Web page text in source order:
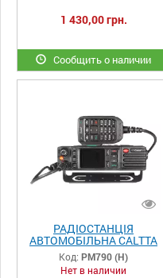
1 430,00 грн.
Сообщить о наличии
РАДІОСТАНЦІЯ
АВТОМОБІЛЬНА CALTTA
PM790 (H)
Код: PM790 (H)
Нет в наличии